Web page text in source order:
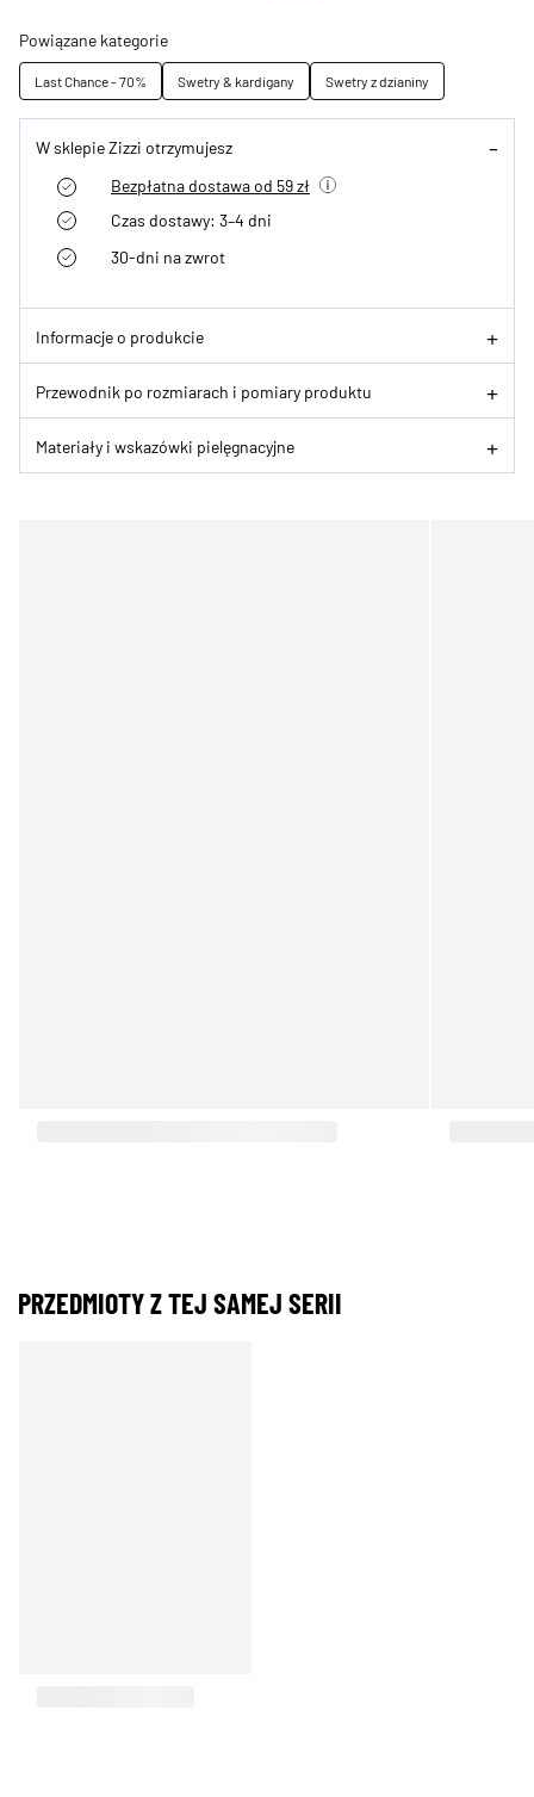
Powiązane kategorie
Last Chance - 70% Swetry & kardigany Swetry z dzianiny
W sklepie Zizzi otrzymujesz
Bezpłatna dostawa od 59 zł
Czas dostawy: 3–4 dni
30-dni na zwrot
Informacje o produkcie
Przewodnik po rozmiarach i pomiary produktu
Materiały i wskazówki pielęgnacyjne
PRZEDMIOTY Z TEJ SAMEJ SERII